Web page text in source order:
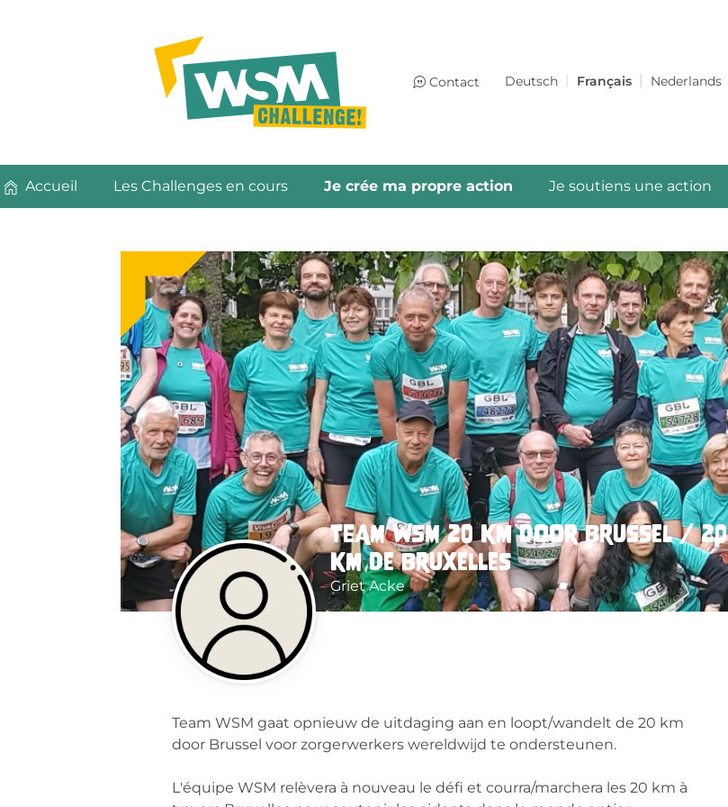
Contact Deutsch Français Nederlands
Accueil Les Challenges en cours Je crée ma propre action Je soutiens une action
TEAM WSM 20 km door Brussel / 20
km de Bruxelles
Griet Acke
Team WSM gaat opnieuw de uitdaging aan en loopt/wandelt de 20 km
door Brussel voor zorgerwerkers wereldwijd te ondersteunen.
L'équipe WSM relèvera à nouveau le défi et courra/marchera les 20 km à